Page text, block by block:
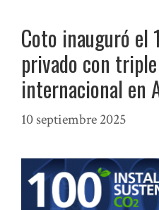
Coto inauguró el
privado con
internacional en
10 septiembre 2025